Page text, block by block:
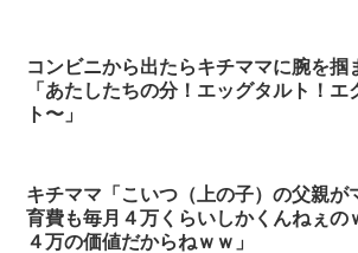
コンビニから出たらキチママに腕を掴
「あたしたちの分！エッグタルト！
ト〜」
キチママ「こいつ（上の子）の父親が
育費も毎月４万くらいしかくんねぇの
４万の価値だからねｗｗ」